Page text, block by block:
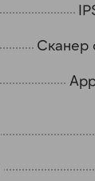
Сканер